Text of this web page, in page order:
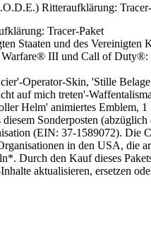
Ritteraufklärung:
Tracer-Paket
Staaten und des
III und Call of
Operator-Skin, 'Stille
auf mich treten'-
Helm' animiertes Emblem,
Sonderposten
(EIN: 37-1589072). Die
in den USA, die
Durch den Kauf dieses
aktualisieren, ersetzen